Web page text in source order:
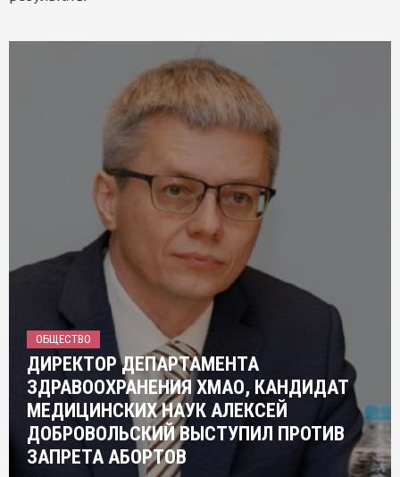
ОБЩЕСТВО
ДИРЕКТОР ДЕПАРТАМЕНТА
ЗДРАВООХРАНЕНИЯ ХМАО, КАНДИДАТ
МЕДИЦИНСКИХ НАУК АЛЕКСЕЙ
ДОБРОВОЛЬСКИЙ ВЫСТУПИЛ ПРОТИВ
ЗАПРЕТА АБОРТОВ